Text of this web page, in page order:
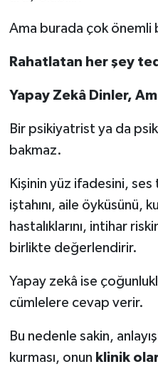
Ama burada çok önemli
Rahatlatan her şey
Yapay Zekâ Dinler,
Bir psikiyatrist ya da
bakmaz.
Kişinin yüz ifadesini,
iştahını, aile öyküsünü,
hastalıklarını, intihar
birlikte değerlendirir.
Yapay zekâ ise
cümlelere cevap verir.
Bu nedenle sakin,
kurması, onun klinik